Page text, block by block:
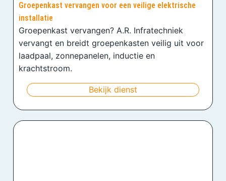
Groepenkast vervangen voor een veilige elektrische
installatie
Groepenkast vervangen? A.R. Infratechniek
vervangt en breidt groepenkasten veilig uit voor
laadpaal, zonnepanelen, inductie en
krachtstroom.
Bekijk dienst